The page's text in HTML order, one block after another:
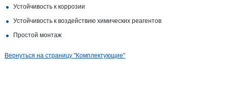
Устойчивость к коррозии
Устойчивость к воздействию химических реагентов
Простой монтаж
Вернуться на страницу "Комплектующие"